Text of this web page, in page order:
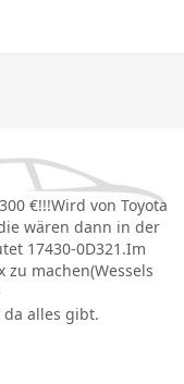
€!!!Wird von Toyota
wären dann in der
17430-0D321.Im
machen(Wessels
alles gibt.